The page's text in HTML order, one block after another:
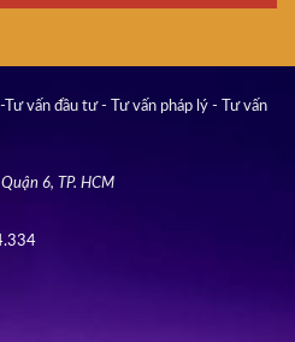
vấn đầu tư - Tư vấn pháp lý - Tư vấn
6, TP. HCM